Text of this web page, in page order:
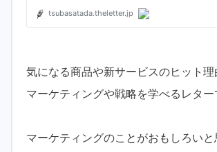
気になる商品や新サービスのヒット理
マーケティングや戦略を学べるレター
マーケティングのことがおもしろいと